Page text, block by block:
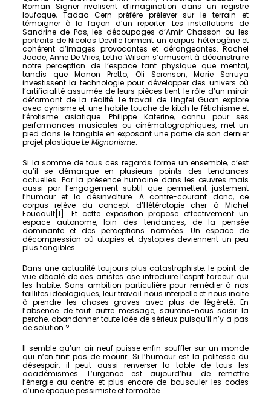
Roman Signer rivalisent d’imagination dans un registre
loufoque, Tadao Cern préfère prélever sur le terrain et
témoigner à la façon d’un reporter. Les installations de
Sandrine de Pas, les découpages d’Amir Chasson ou les
portraits de Nicolas Deville forment un corpus hétérogène et
cohérent d’images provocantes et dérangeantes. Rachel
Joode, Anne De Vries, Letha Wilson s’amusent à déconstruire
notre perception de l’espace tant physique que mental,
tandis que Manon Pretto, Oli Serenson, Marie Serruya
investissent la technologie pour développer des univers où
l’artificialité assumée de leurs pièces tient le rôle d’un miroir
déformant de la réalité. Le travail de Lingfei Guan explore
avec cynisme et une habile touche de kitch le fétichisme et
l’érotisme asiatique. Philippe Katerine, connu pour ses
performances musicales ou cinématographiques, met un
pied dans le tangible en exposant une partie de son dernier
projet plastiqueLe Mignonisme.
Si la somme de tous ces regards forme un ensemble, c’est
qu’il se démarque en plusieurs points des tendances
actuelles. Par la présence humaine dans les œuvres mais
aussi par l’engagement subtil que permettent justement
l’humour et la désinvolture. A contre-courant donc, ce
corpus relève du concept d’Hétérotopie cher à Michel
Foucault[1]. Et cette exposition propose effectivement un
espace autonome, loin des tendances, de la pensée
dominante et des perceptions normées. Un espace de
décompression où utopies et dystopies deviennent un peu
plus tangibles.
Dans une actualité toujours plus catastrophiste, le point de
vue décalé de ces artistes ose introduire l’esprit farceur qui
les habite. Sans ambition particulière pour remédier à nos
faillites idéologiques, leur travail nous interpelle et nous incite
à prendre les choses graves avec plus de légèreté. En
l’absence de tout autre message, saurons-nous saisir la
perche, abandonner toute idée de sérieux puisqu’il n’y a pas
de solution ?
Il semble qu’un air neuf puisse enfin souffler sur un monde
qui n’en finit pas de mourir. Si l’humour est la politesse du
désespoir, il peut aussi renverser la table de tous les
académismes. L’urgence est aujourd’hui de remettre
l’énergie au centre et plus encore de bousculer les codes
d’une époque pessimiste et formatée.